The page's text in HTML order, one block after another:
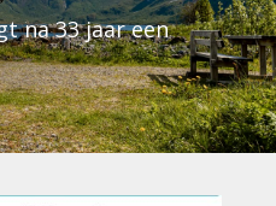
na 33 jaar een